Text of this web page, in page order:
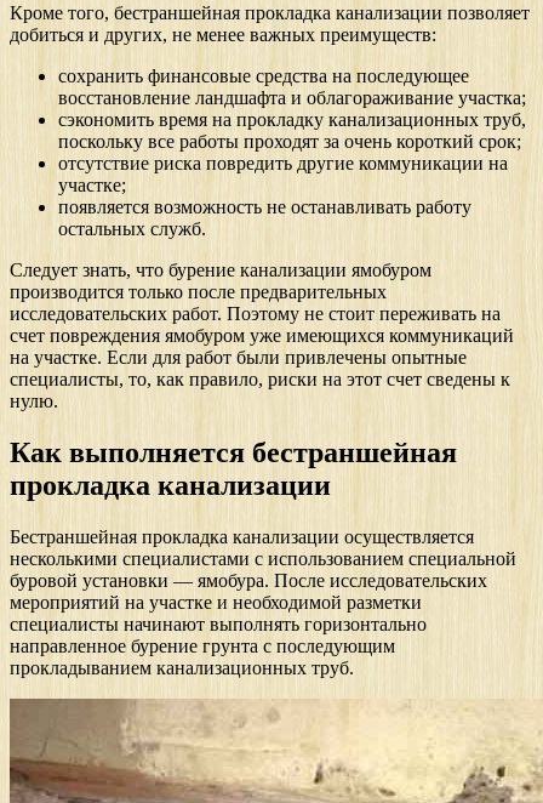
Кроме того, бестраншейная прокладка канализации позволяет
добиться и других, не менее важных преимуществ:
сохранить финансовые средства на последующее
восстановление ландшафта и облагораживание участка;
сэкономить время на прокладку канализационных труб,
поскольку все работы проходят за очень короткий срок;
отсутствие риска повредить другие коммуникации на
участке;
появляется возможность не останавливать работу
остальных служб.
Следует знать, что бурение канализации ямобуром
производится только после предварительных
исследовательских работ. Поэтому не стоит переживать на
счет повреждения ямобуром уже имеющихся коммуникаций
на участке. Если для работ были привлечены опытные
специалисты, то, как правило, риски на этот счет сведены к
нулю.
Как выполняется бестраншейная
прокладка канализации
Бестраншейная прокладка канализации осуществляется
несколькими специалистами с использованием специальной
буровой установки — ямобура. После исследовательских
мероприятий на участке и необходимой разметки
специалисты начинают выполнять горизонтально
направленное бурение грунта с последующим
прокладыванием канализационных труб.